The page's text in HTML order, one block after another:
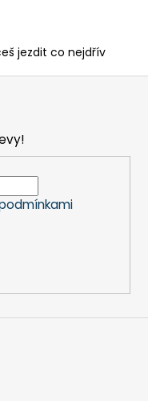
jezdit co nejdřív